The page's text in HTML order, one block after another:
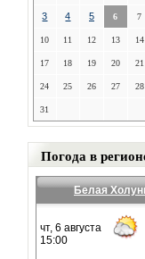
3 4 5 6 7
10 11 12 13 14
17 18 19 20 21
24 25 26 27 28
31
Погода в
Белая